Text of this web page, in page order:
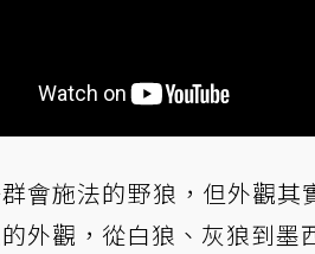
會施法的野狼，但外觀
外觀，從白狼、灰狼到墨